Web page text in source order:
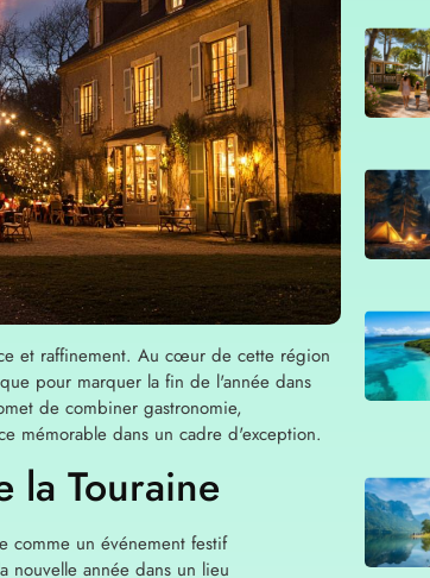
et raffinement. Au cœur de cette région
pour marquer la fin de l'année dans
de combiner gastronomie,
mémorable dans un cadre d'exception.
la Touraine
comme un événement festif
nouvelle année dans un lieu